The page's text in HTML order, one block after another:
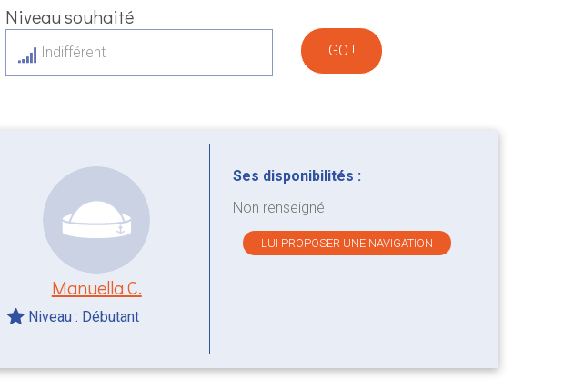
Niveau souhaité
Indifférent
Manuella C.
Niveau : Débutant
Ses disponibilités :
Non renseigné
LUI PROPOSER UNE NAVIGATION